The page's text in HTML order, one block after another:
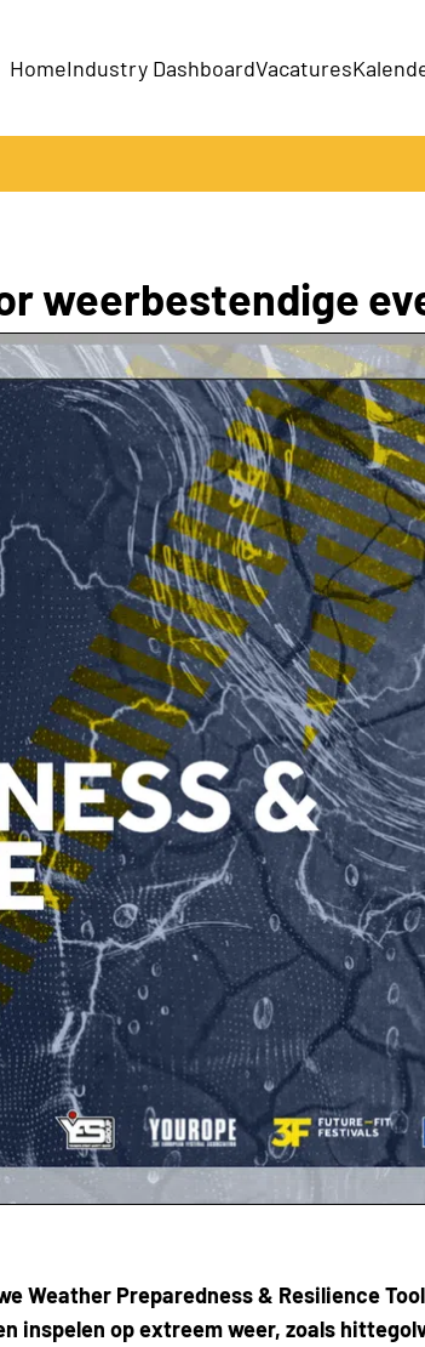
HomeIndustry DashboardVacatures
weerbestendige
Weather Preparedness & Resilience
inspelen op extreem weer, zoals